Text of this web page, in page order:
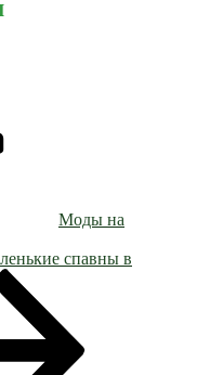
Моды на
спавны в